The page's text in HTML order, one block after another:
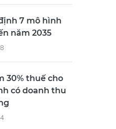
7 mô hình
năm 2035
30% thuế cho
có doanh thu